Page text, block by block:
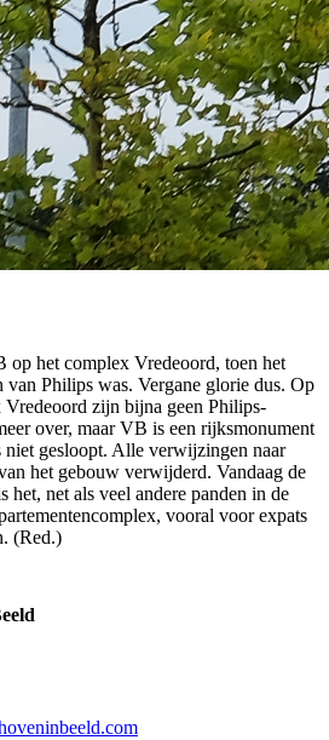
op het complex Vredeoord, toen het
van Philips was. Vergane glorie dus. Op
Vredeoord zijn bijna geen Philips-
over, maar VB is een rijksmonument
niet gesloopt. Alle verwijzingen naar
het gebouw verwijderd. Vandaag de
het, net als veel andere panden in de
vooral voor expats
(Red.)